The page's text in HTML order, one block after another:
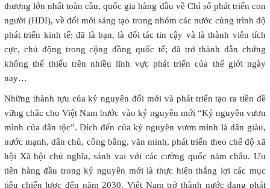
thương lớn nhất toàn cầu, quốc gia hàng đầu về Chỉ số phát triển con
người (HDI), về đổi mới sáng tạo trong nhóm các nước cùng trình độ
phát triển kinh tế; đã là bạn, là đối tác tin cậy và là thành viên tích
cực, chủ động trong cộng đồng quốc tế; đã trở thành dẫn chứng
không thể thiếu trên nhiều lĩnh vực phát triển của thế giới ngày
nay…
Những thành tựu của kỷ nguyên đổi mới và phát triển tạo ra tiền đề
vững chắc cho Việt Nam bước vào kỷ nguyên mới “Kỷ nguyên vươn
mình của dân tộc”. Đích đến của kỷ nguyên vươn mình là dân giàu,
nước mạnh, dân chủ, công bằng, văn minh, phát triển theo chế độ xã
hội Xã hội chủ nghĩa, sánh vai với các cường quốc năm châu. Ưu
tiên hàng đầu trong kỷ nguyên mới là thực hiện thắng lợi các mục
tiêu chiến lược đến năm 2030, Việt Nam trở thành nước đang phát